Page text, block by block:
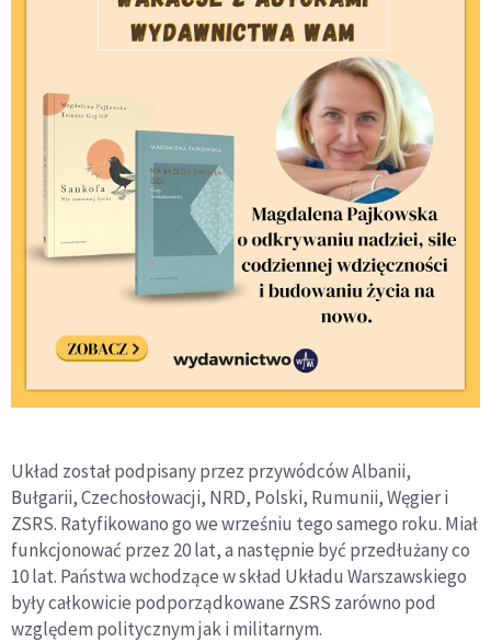
Układ został podpisany przez przywódców Albanii,
Bułgarii, Czechosłowacji, NRD, Polski, Rumunii, Węgier i
ZSRS. Ratyfikowano go we wrześniu tego samego roku. Miał
funkcjonować przez 20 lat, a następnie być przedłużany co
10 lat. Państwa wchodzące w skład Układu Warszawskiego
były całkowicie podporządkowane ZSRS zarówno pod
względem politycznym jak i militarnym.